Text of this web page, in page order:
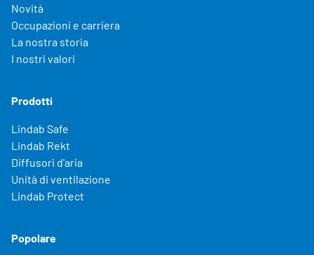
Novità
Occupazioni e carriera
La nostra storia
I nostri valori
Prodotti
Lindab Safe
Lindab Rekt
Diffusori d'aria
Unità di ventilazione
Lindab Protect
Popolare